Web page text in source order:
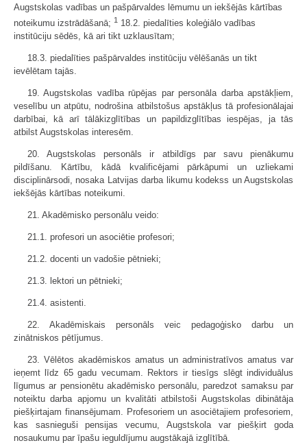
Augstskolas vadības un pašpārvaldes lēmumu un iekšējās kārtības
noteikumu izstrādāšanā; 1 18.2. piedalīties koleģiālo vadības
institūciju sēdēs, kā ari tikt uzklausītam;
18.3. piedalīties pašpārvaldes institūciju vēlēšanās un tikt
ievēlētam tajās.
19. Augstskolas vadība rūpējas par personāla darba apstākļiem,
veselību un atpūtu, nodrošina atbilstošus apstākļus tā profesionālajai
darbībai, kā arī tālākizglītības un papildizglītības iespējas, ja tās
atbilst Augstskolas interesēm.
20. Augstskolas personāls ir atbildīgs par savu pienākumu
pildīšanu. Kārtību, kādā kvalificējami pārkāpumi un uzliekami
disciplinārsodi, nosaka Latvijas darba likumu kodekss un Augstskolas
iekšējās kārtības noteikumi.
21. Akadēmisko personālu veido:
21.1. profesori un asociētie profesori;
21.2. docenti un vadošie pētnieki;
21.3. lektori un pētnieki;
21.4. asistenti.
22. Akadēmiskais personāls veic pedagoģisko darbu un
zinātniskos pētījumus.
23. Vēlētos akadēmiskos amatus un administratīvos amatus var
ieņemt līdz 65 gadu vecumam. Rektors ir tiesīgs slēgt individuālus
līgumus ar pensionētu akadēmisko personālu, paredzot samaksu par
noteiktu darba apjomu un kvalitāti atbilstoši Augstskolas dibinātāja
piešķirtajam finansējumam. Profesoriem un asociētajiem profesoriem,
kas sasnieguši pensijas vecumu, Augstskola var piešķirt goda
nosaukumu par īpašu ieguldījumu augstākajā izglītībā.